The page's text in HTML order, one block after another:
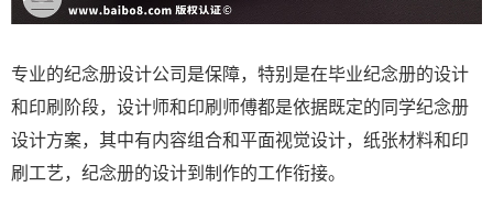
专业的纪念册设计公司是保障，特别是在毕业纪念册的设计
和印刷阶段，设计师和印刷师傅都是依据既定的同学纪念册
设计方案，其中有内容组合和平面视觉设计，纸张材料和印
刷工艺，纪念册的设计到制作的工作衔接。